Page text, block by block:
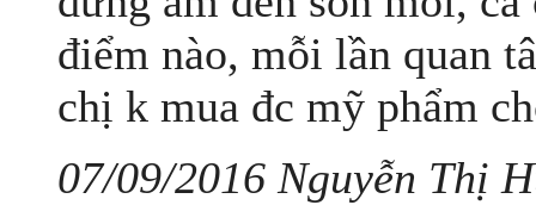
điểm nào, mỗi lần quan
chị k mua đc mỹ phẩm
07/09/2016 Nguyễn Thị